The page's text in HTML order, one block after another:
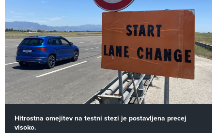
Hitrostna omejitev na testni stezi je postavljena precej
visoko.